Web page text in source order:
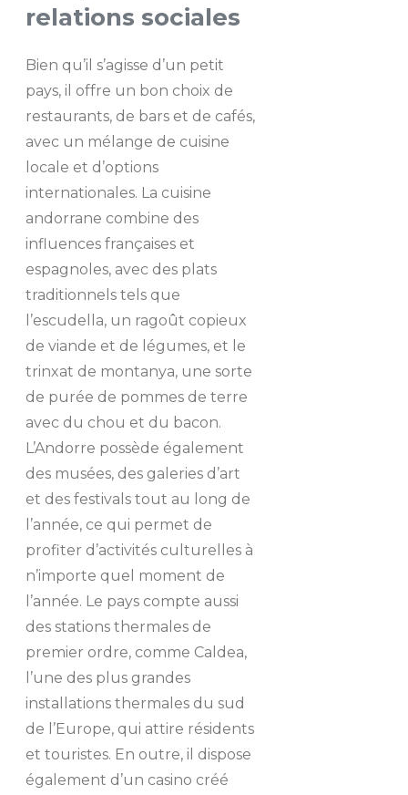
relations sociales
Bien qu’il s’agisse d’un petit
pays, il offre un bon choix de
restaurants, de bars et de cafés,
avec un mélange de cuisine
locale et d’options
internationales. La cuisine
andorrane combine des
influences françaises et
espagnoles, avec des plats
traditionnels tels que
l’escudella, un ragoût copieux
de viande et de légumes, et le
trinxat de montanya, une sorte
de purée de pommes de terre
avec du chou et du bacon.
L’Andorre possède également
des musées, des galeries d’art
et des festivals tout au long de
l’année, ce qui permet de
profiter d’activités culturelles à
n’importe quel moment de
l’année. Le pays compte aussi
des stations thermales de
premier ordre, comme Caldea,
l’une des plus grandes
installations thermales du sud
de l’Europe, qui attire résidents
et touristes. En outre, il dispose
également d’un casino créé